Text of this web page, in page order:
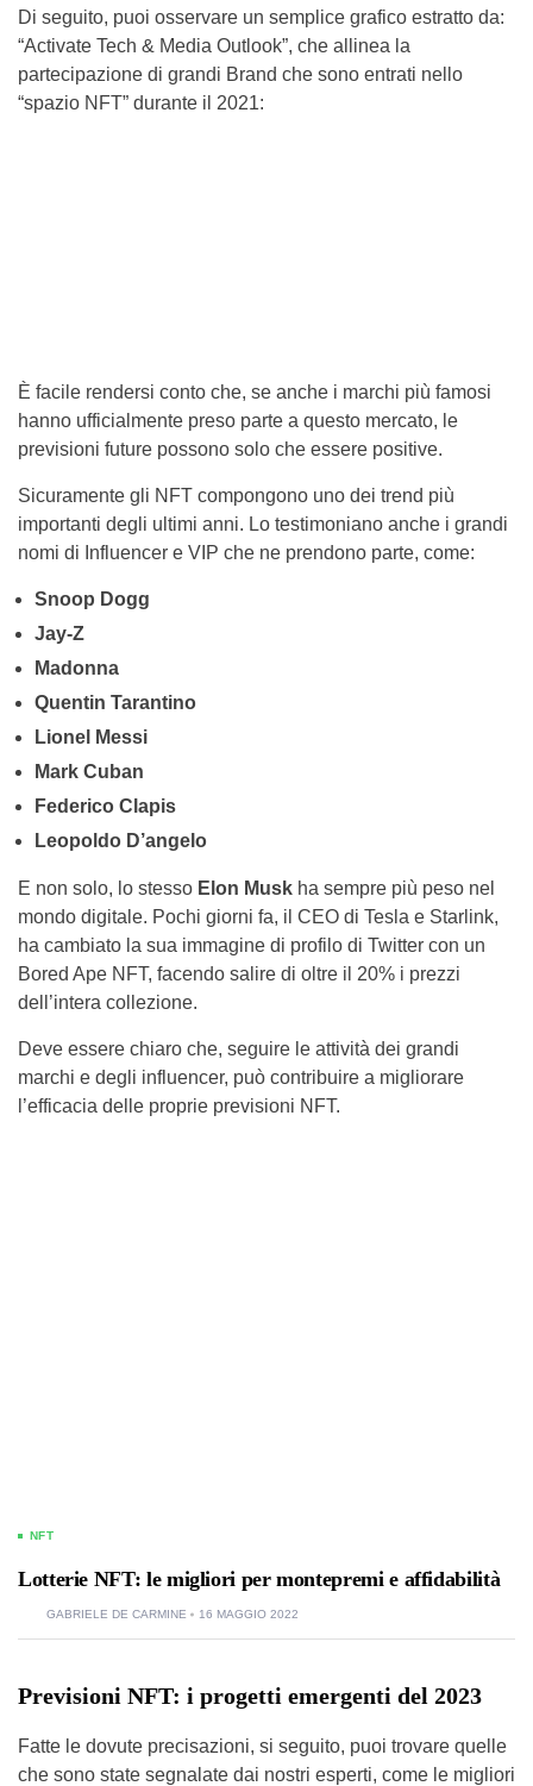
Di seguito, puoi osservare un semplice grafico estratto da:
“Activate Tech & Media Outlook”, che allinea la
partecipazione di grandi Brand che sono entrati nello
“spazio NFT” durante il 2021:
È facile rendersi conto che, se anche i marchi più famosi
hanno ufficialmente preso parte a questo mercato, le
previsioni future possono solo che essere positive.
Sicuramente gli NFT compongono uno dei trend più
importanti degli ultimi anni. Lo testimoniano anche i grandi
nomi di Influencer e VIP che ne prendono parte, come:
Snoop Dogg
Jay-Z
Madonna
Quentin Tarantino
Lionel Messi
Mark Cuban
Federico Clapis
Leopoldo D’angelo
E non solo, lo stesso Elon Musk ha sempre più peso nel
mondo digitale. Pochi giorni fa, il CEO di Tesla e Starlink,
ha cambiato la sua immagine di profilo di Twitter con un
Bored Ape NFT, facendo salire di oltre il 20% i prezzi
dell’intera collezione.
Deve essere chiaro che, seguire le attività dei grandi
marchi e degli influencer, può contribuire a migliorare
l’efficacia delle proprie previsioni NFT.
NFT
Lotterie NFT: le migliori per montepremi e affidabilità
GABRIELE DE CARMINE 16 MAGGIO 2022
Previsioni NFT: i progetti emergenti del 2023
Fatte le dovute precisazioni, si seguito, puoi trovare quelle
che sono state segnalate dai nostri esperti, come le migliori